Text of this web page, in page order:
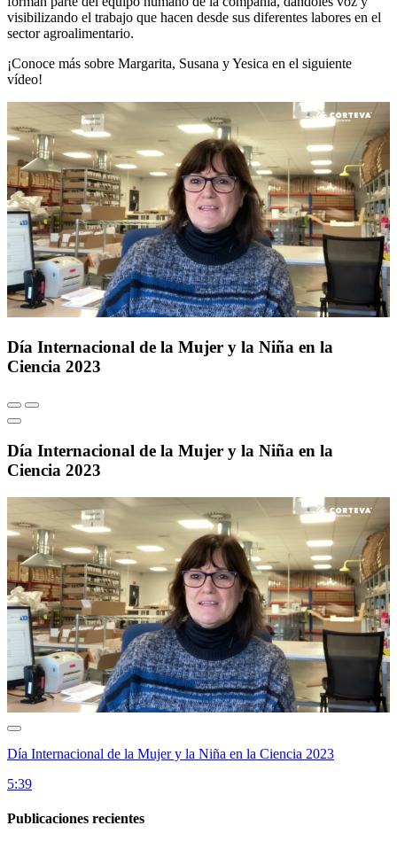
visibilizando el trabajo que hacen desde sus diferentes labores en el
sector agroalimentario.
¡Conoce más sobre Margarita, Susana y Yesica en el siguiente
vídeo!
Día Internacional de la Mujer y la Niña en la
Ciencia 2023
Día Internacional de la Mujer y la Niña en la
Ciencia 2023
Día Internacional de la Mujer y la Niña en la Ciencia 2023
5:39
Publicaciones recientes